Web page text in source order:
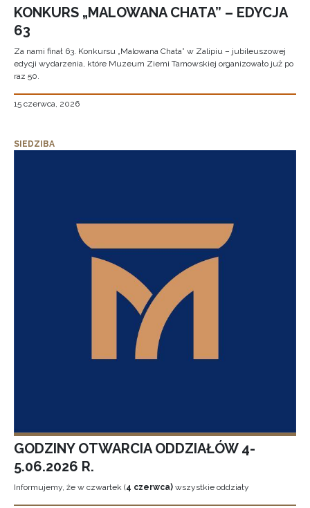
KONKURS „MALOWANA CHATA” – EDYCJA
63
Za nami finał 63. Konkursu „Malowana Chata” w Zalipiu – jubileuszowej
edycji wydarzenia, które Muzeum Ziemi Tarnowskiej organizowało już po
raz 50.
15 czerwca, 2026
SIEDZIBA
GODZINY OTWARCIA ODDZIAŁÓW 4-
5.06.2026 R.
Informujemy, że w czwartek (4 czerwca) wszystkie oddziały